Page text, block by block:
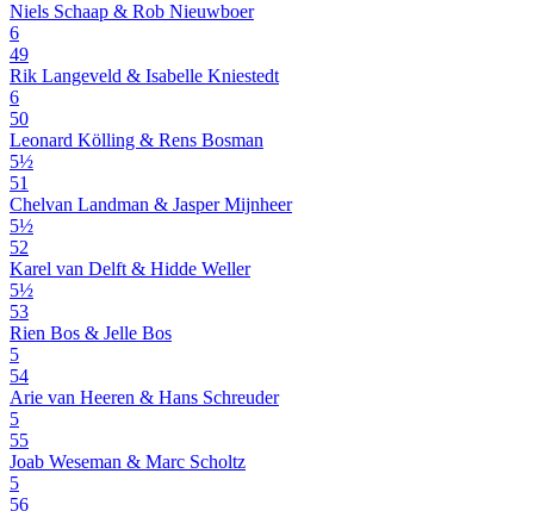
Niels Schaap & Rob Nieuwboer
6
49
Rik Langeveld & Isabelle Kniestedt
6
50
Leonard Kölling & Rens Bosman
5½
51
Chelvan Landman & Jasper Mijnheer
5½
52
Karel van Delft & Hidde Weller
5½
53
Rien Bos & Jelle Bos
5
54
Arie van Heeren & Hans Schreuder
5
55
Joab Weseman & Marc Scholtz
5
56